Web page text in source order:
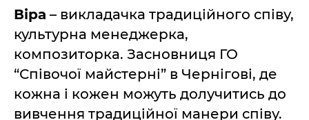
Віра – викладачка традиційного співу,
культурна менеджерка,
композиторка. Засновниця ГО
“Співочої майстерні” в Чернігові, де
кожна і кожен можуть долучитись до
вивчення традиційної манери співу.